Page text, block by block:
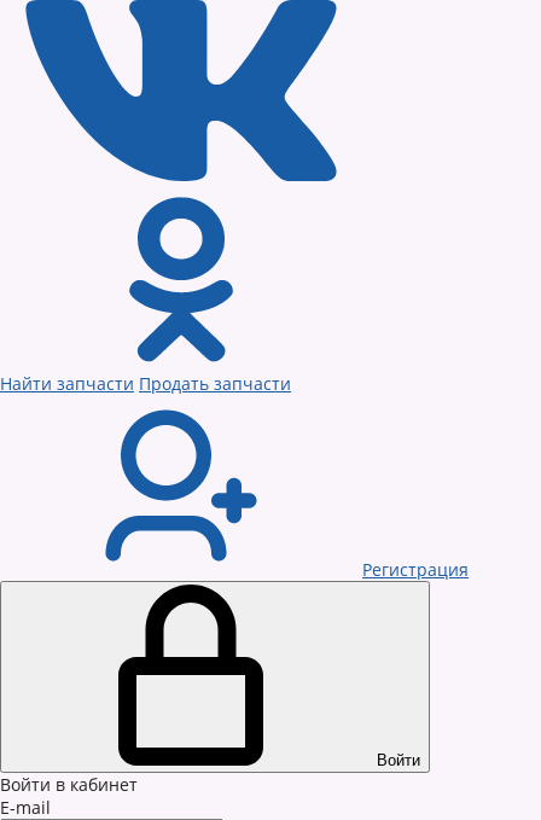
Найти запчасти Продать запчасти
Регистрация
Войти
Войти в кабинет
E-mail